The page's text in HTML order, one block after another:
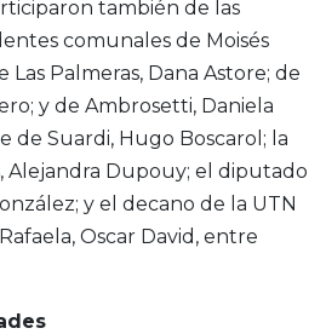
también de las
comunales de Moisés
Las Palmeras, Dana Astore; de
y de Ambrosetti, Daniela
de Suardi, Hugo Boscarol; la
Alejandra Dupouy; el diputado
y el decano de la UTN
Oscar David, entre